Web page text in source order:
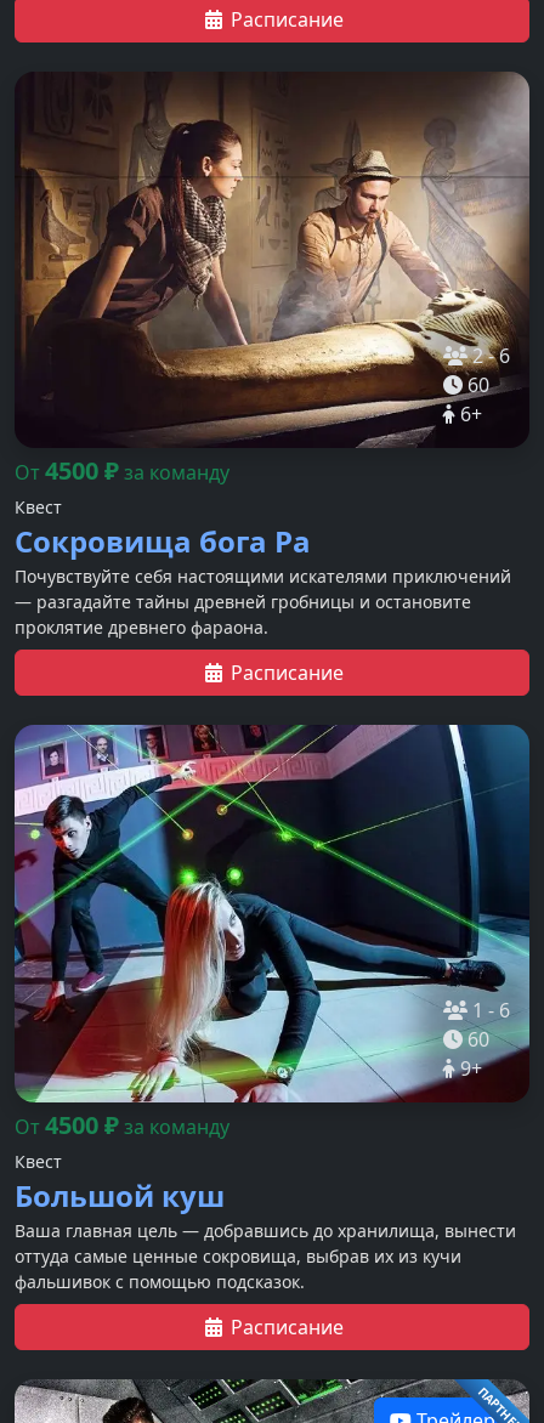
Расписание
2-6
60
6+
От4500₽за команду
Квест
Сокровища бога Ра
Почувствуйте себя настоящими искателями приключений
— разгадайте тайны древней гробницы и остановите
проклятие древнего фараона.
Расписание
1 - 6
60
9+
От4500₽за команду
Квест
Большой куш
Ваша главная цель — добравшись до хранилища, вынести
оттуда самые ценные сокровища, выбрав их из кучи
фальшивок с помощью подсказок.
Расписание
ПАРТНЕР